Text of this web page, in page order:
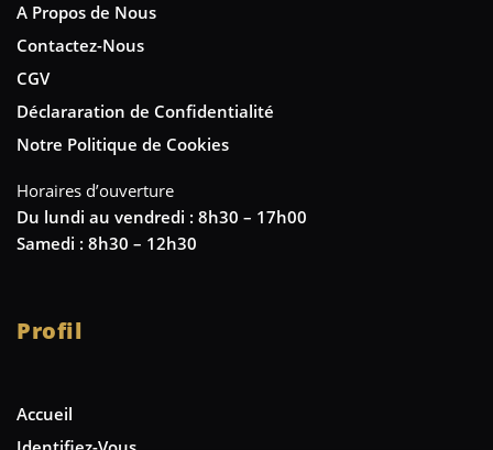
A Propos de Nous
Contactez-Nous
CGV
Déclararation de Confidentialité
Notre Politique de Cookies
Horaires d’ouverture
Du lundi au vendredi : 8h30 – 17h00
Samedi : 8h30 – 12h30
Profil
Accueil